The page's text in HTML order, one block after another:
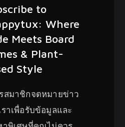
to
Where
Meets Board
& Plant-
Style
สมาชิกจดหมายข่าว
ราเพื่อรับข้อมูลและ